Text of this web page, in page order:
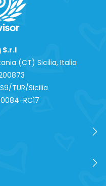
S.r.l
(CT) Sicilia, Italia
TUR/Sicilia
RC17